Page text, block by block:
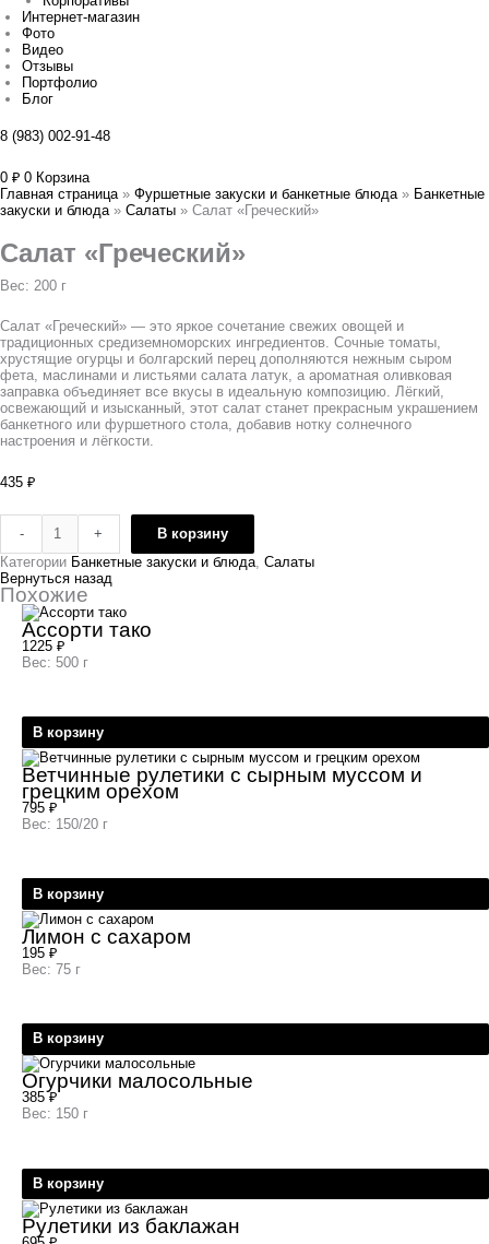
Интернет-магазин
Фото
Видео
Отзывы
Портфолио
Блог
8 (983) 002-91-48
0 ₽ 0 Корзина
Главная страница » Фуршетные закуски и банкетные блюда » Банкетные
закуски и блюда » Салаты » Салат «Греческий»
Салат «Греческий»
Вес: 200 г
Салат «Греческий» — это яркое сочетание свежих овощей и
традиционных средиземноморских ингредиентов. Сочные томаты,
хрустящие огурцы и болгарский перец дополняются нежным сыром
фета, маслинами и листьями салата латук, а ароматная оливковая
заправка объединяет все вкусы в идеальную композицию. Лёгкий,
освежающий и изысканный, этот салат станет прекрасным украшением
банкетного или фуршетного стола, добавив нотку солнечного
настроения и лёгкости.
435 ₽
- +
В корзину
Категории Банкетные закуски и блюда, Салаты
Вернуться назад
Похожие
Ассорти тако
1225 ₽
Вес: 500 г
В корзину
Ветчинные рулетики с сырным муссом и
грецким орехом
795 ₽
Вес: 150/20 г
В корзину
Лимон с сахаром
195 ₽
Вес: 75 г
В корзину
Огурчики малосольные
385₽
Вес: 150 г
В корзину
Рулетики из баклажан